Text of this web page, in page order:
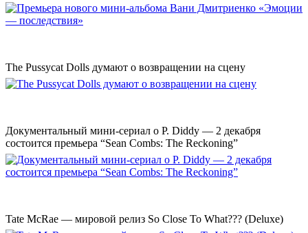
The Pussycat Dolls думают о возвращении на сцену
Документальный мини-сериал о P. Diddy — 2 декабря
состоится премьера “Sean Combs: The Reckoning”
Tate McRae — мировой релиз So Close To What??? (Deluxe)